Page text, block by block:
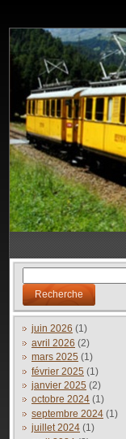
juin 2026 (1)
avril 2026 (2)
mars 2025 (1)
février 2025 (1)
janvier 2025 (2)
octobre 2024 (1)
septembre 2024 (1)
juillet 2024 (1)